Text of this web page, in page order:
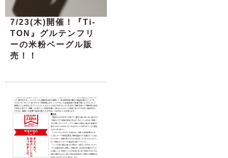
7/23(木)開催！『Ti-
TON』グルテンフリ
ーの米粉ベーグル販
売！！